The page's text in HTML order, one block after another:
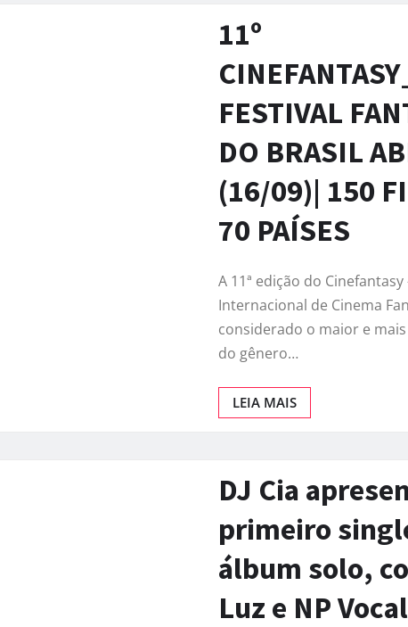
11º
FESTIVAL
DO BRASIL
(16/09)| 150
70 PAÍSES
A 11ª edição do Cinefantasy
Internacional de Cinema
considerado o maior e
do gênero…
LEIA MAIS
DJ Cia
primeiro
álbum solo,
Luz e NP Vocal